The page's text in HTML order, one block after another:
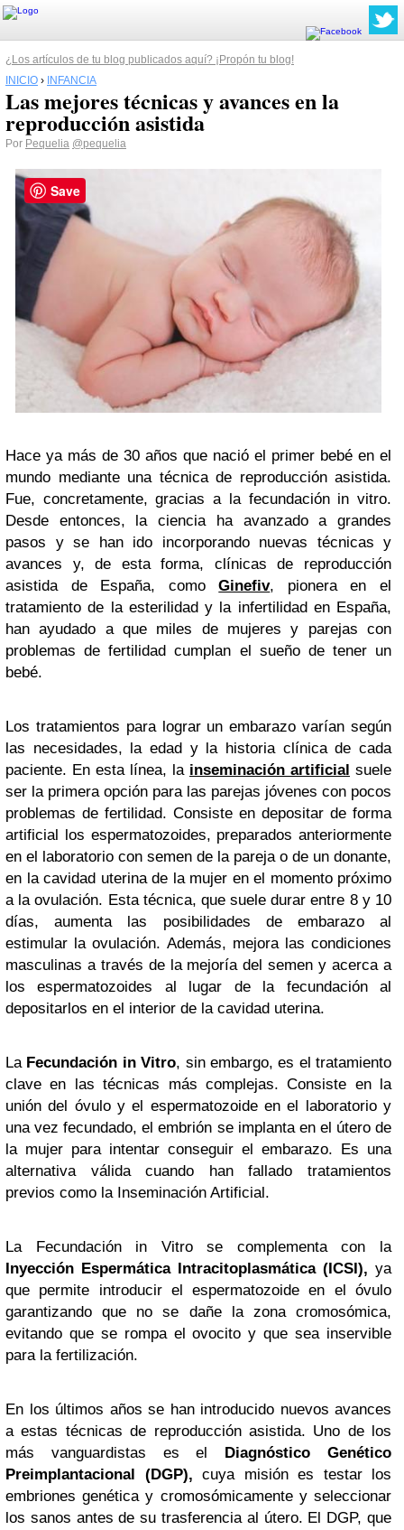
¿Los artículos de tu blog publicados aquí? ¡Propón tu blog!
INICIO › INFANCIA
Las mejores técnicas y avances en la
reproducción asistida
Por Pequelia @pequelia
Hace ya más de 30 años que nació el primer bebé en el
mundo mediante una técnica de reproducción asistida.
Fue, concretamente, gracias a la fecundación in vitro.
Desde entonces, la ciencia ha avanzado a grandes
pasos y se han ido incorporando nuevas técnicas y
avances y, de esta forma, clínicas de reproducción
asistida de España, comoGinefiv, pionera en el
tratamiento de la esterilidad y la infertilidad en España,
han ayudado a que miles de mujeres y parejas con
problemas de fertilidad cumplan el sueño de tener un
bebé.
Los tratamientos para lograr un embarazo varían según
las necesidades, la edad y la historia clínica de cada
paciente. En esta línea, la inseminación artificial suele
ser la primera opción para las parejas jóvenes con pocos
problemas de fertilidad. Consiste en depositar de forma
artificial los espermatozoides, preparados anteriormente
en el laboratorio con semen de la pareja o de un donante,
en la cavidad uterina de la mujer en el momento próximo
a la ovulación. Esta técnica, que suele durar entre 8 y 10
días, aumenta las posibilidades de embarazo al
estimular la ovulación. Además, mejora las condiciones
masculinas a través de la mejoría del semen y acerca a
los espermatozoides al lugar de la fecundación al
depositarlos en el interior de la cavidad uterina.
La Fecundación in Vitro, sin embargo, es el tratamiento
clave en las técnicas más complejas. Consiste en la
unión del óvulo y el espermatozoide en el laboratorio y
una vez fecundado, el embrión se implanta en el útero de
la mujer para intentar conseguir el embarazo. Es una
alternativa válida cuando han fallado tratamientos
previos como la Inseminación Artificial.
La Fecundación in Vitro se complementa con la
Inyección Espermática Intracitoplasmática (ICSI), ya
que permite introducir el espermatozoide en el óvulo
garantizando que no se dañe la zona cromosómica,
evitando que se rompa el ovocito y que sea inservible
para la fertilización.
En los últimos años se han introducido nuevos avances
a estas técnicas de reproducción asistida. Uno de los
más vanguardistas es el
Diagnóstico
Genético
Preimplantacional (DGP), cuya misión es testar los
embriones genética y cromosómicamente y seleccionar
los sanos antes de su trasferencia al útero. El DGP, que
Save